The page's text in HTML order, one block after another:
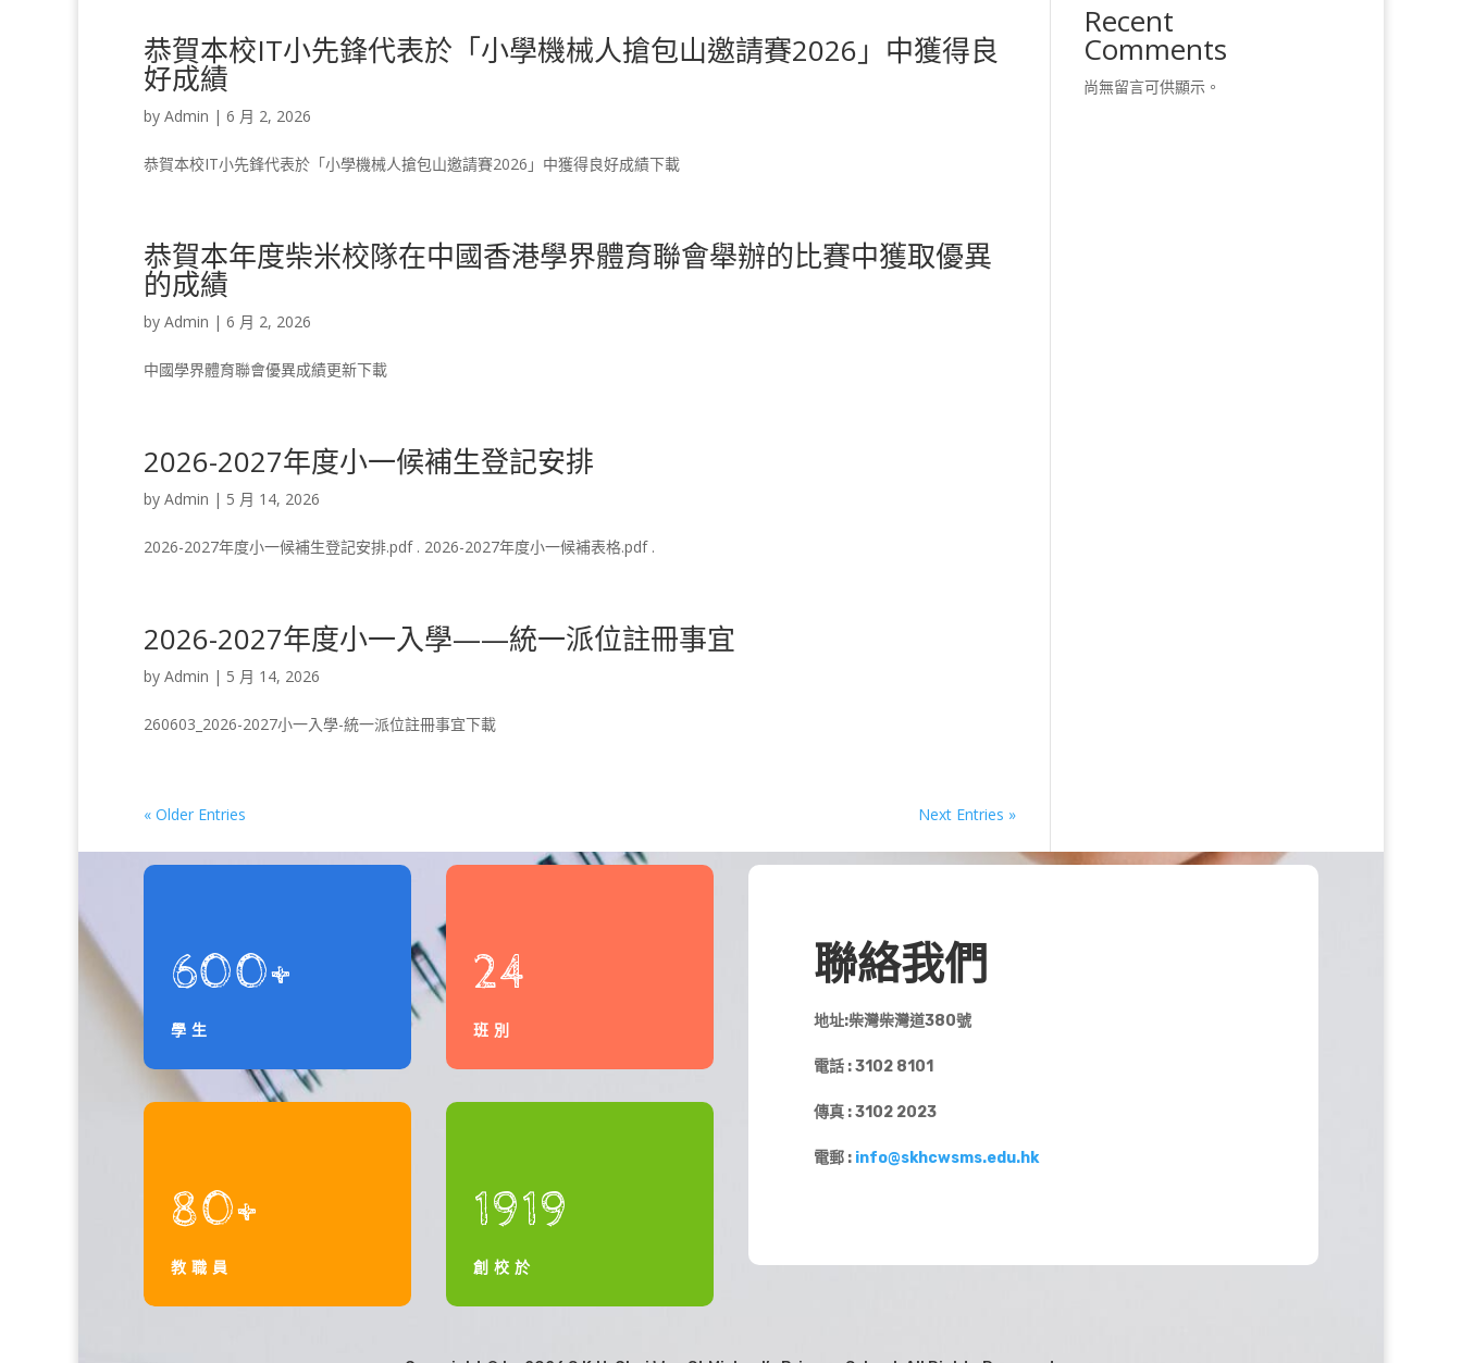
恭賀本校IT小先鋒代表於「小學機械人搶包山邀請賽2026」中獲得良
好成績
by Admin | 6 月 2, 2026
恭賀本校IT小先鋒代表於「小學機械人搶包山邀請賽2026」中獲得良好成績下載
恭賀本年度柴米校隊在中國香港學界體育聯會舉辦的比賽中獲取優異
的成績
by Admin | 6 月 2, 2026
中國學界體育聯會優異成績更新下載
2026-2027年度小一候補生登記安排
by Admin | 5 月 14, 2026
2026-2027年度小一候補生登記安排.pdf . 2026-2027年度小一候補表格.pdf .
2026-2027年度小一入學——統一派位註冊事宜
by Admin | 5 月 14, 2026
260603_2026-2027小一入學-統一派位註冊事宜下載
« Older Entries Next Entries »
Recent
Comments
尚無留言可供顯示。
600+
學生
80+
教職員
24
班別
1919
創校於
聯絡我們
地址:柴灣柴灣道380號
電話 : 3102 8101
傳真 : 3102 2023
電郵 : info@skhcwsms.edu.hk